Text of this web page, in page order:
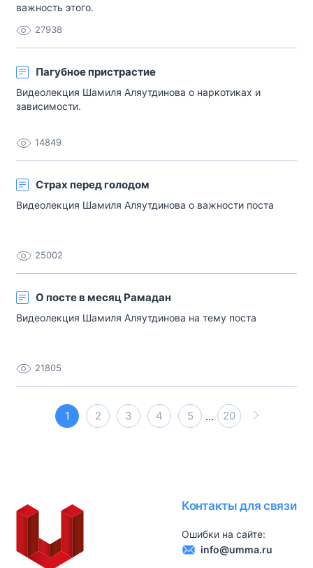
важность этого.
27938
Пагубное пристрастие
Видеолекция Шамиля Аляутдинова о наркотиках и
зависимости.
14849
Страх перед голодом
Видеолекция Шамиля Аляутдинова о важности поста
25002
О посте в месяц Рамадан
Видеолекция Шамиля Аляутдинова на тему поста
21805
1 2 3 4 5 ... 20
Контакты для связи
Ошибки на сайте:
info@umma.ru